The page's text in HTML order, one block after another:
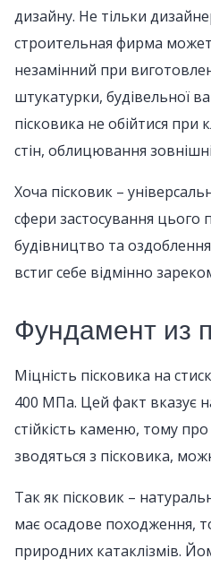
дизайну. Не тільки
строительная фирма
незамінний при
штукатурки, будівельної
пісковика не обійтися при
стін, облицювання
Хоча пісковик –
сфери застосування
будівництво та
встиг себе відмінно
Фундамент из
Міцність пісковика на
400 МПа. Цей факт вказує
стійкість каменю, тому
зводяться з пісковика,
Так як пісковик –
має осадове походження,
природних катаклізмів.